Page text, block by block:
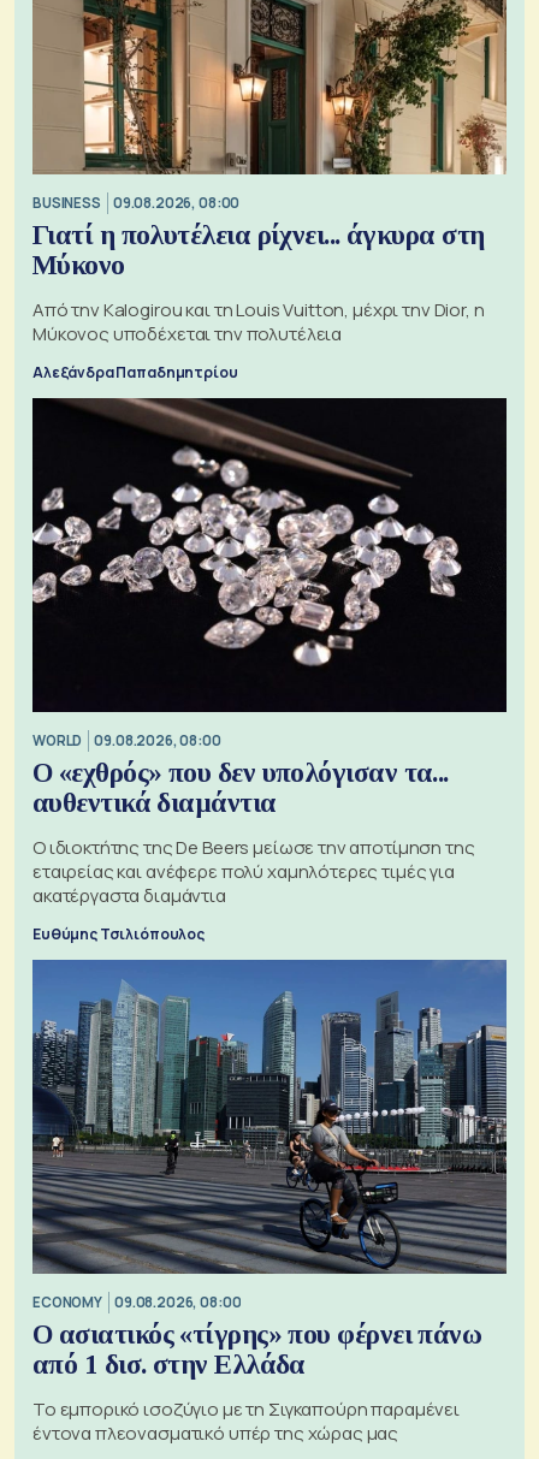
BUSINESS 09.08.2026, 08:00
Γιατί η πολυτέλεια ρίχνει... άγκυρα στη
Μύκονο
Από την Kalogirou και τη Louis Vuitton, μέχρι την Dior, η
Μύκονος υποδέχεται την πολυτέλεια
Αλεξάνδρα Παπαδημητρίου
WORLD 09.08.2026, 08:00
Ο «εχθρός» που δεν υπολόγισαν τα...
αυθεντικά διαμάντια
Ο ιδιοκτήτης της De Beers μείωσε την αποτίμηση της
εταιρείας και ανέφερε πολύ χαμηλότερες τιμές για
ακατέργαστα διαμάντια
Ευθύμης Τσιλιόπουλος
ECONOMY 09.08.2026, 08:00
Ο ασιατικός «τίγρης» που φέρνει πάνω
από 1 δισ. στην Ελλάδα
Το εμπορικό ισοζύγιο με τη Σιγκαπούρη παραμένει
έντονα πλεονασματικό υπέρ της χώρας μας